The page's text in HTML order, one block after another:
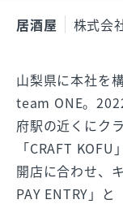
居酒屋 株式会
山梨県に本社を
team ONE。
府駅の近くにク
「CRAFT
開店に合わせ、
PAY ENTRY」